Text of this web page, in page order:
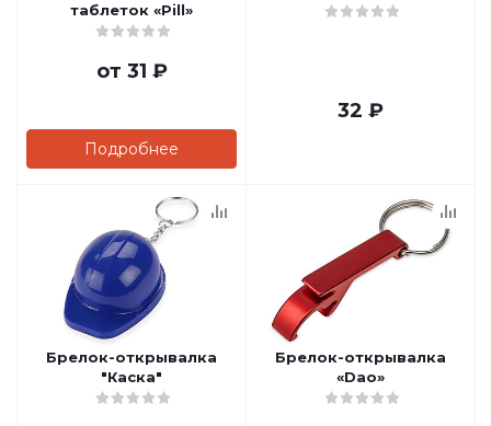
таблеток «Pill»
от 31 ₽
Подробнее
32 ₽
Брелок-открывалка
"Каска"
Брелок-открывалка
«Dao»